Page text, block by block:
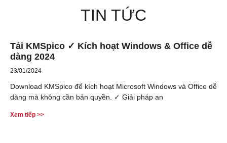
TIN TỨC
Tải KMSpico ✓ Kích hoạt Windows & Office dễ
dàng 2024
23/01/2024
Download KMSpico để kích hoạt Microsoft Windows và Office dễ
dàng mà không cần bản quyền. ✓ Giải pháp an
Xem tiếp >>